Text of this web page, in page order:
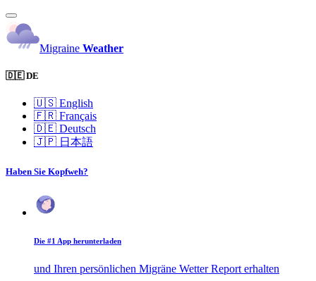
Migraine Weather
🇩🇪 DE
🇺🇸 English
🇫🇷 Français
🇩🇪 Deutsch
🇯🇵 日本語
Haben Sie Kopfweh?
Die #1 App herunterladen
und Ihren persönlichen Migräne Wetter Report erhalten